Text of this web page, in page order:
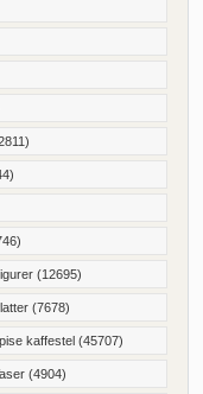
(12695)
(7678)
kaffestel (45707)
(4904)